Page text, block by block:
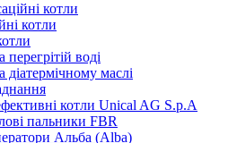
котли
котли
воді
діатермічному маслі
котли Unical AG S.p.A
пальники FBR
Альба (Alba)